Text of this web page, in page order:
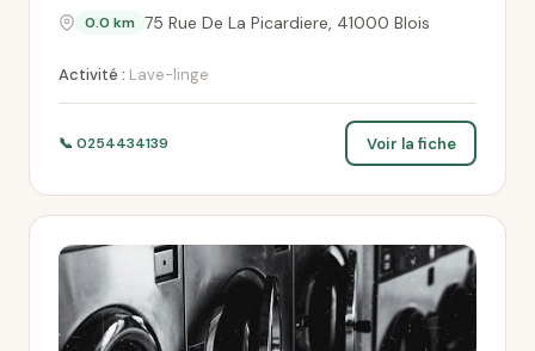
0.0 km 75 Rue De La Picardiere, 41000 Blois
Activité : Lave-linge
📞 0254434139 Voir la fiche